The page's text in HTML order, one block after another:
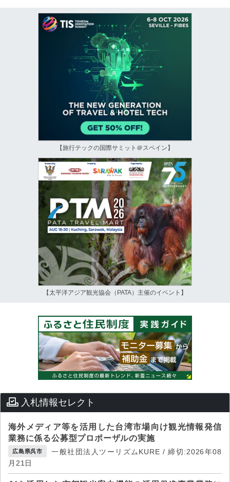
【旅行テックの国際サミット＠スペイン】
【太平洋アジア観光協会（PATA）主催のイベント】
入札情報セレクト
海外メディア等を活用した台湾市場向け観光情報発信
業務に係る公募型プロポーザルの実施
広島県呉市
一般社団法人ツーリズムKURE / 締切:2026年08
月21日